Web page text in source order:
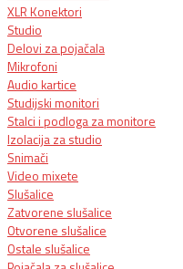
XLR Konektori
Studio
Delovi za pojačala
Mikrofoni
Audio kartice
Studijski monitori
Stalci i podloga za monitore
Izolacija za studio
Snimači
Video mixete
Slušalice
Zatvorene slušalice
Otvorene slušalice
Ostale slušalice